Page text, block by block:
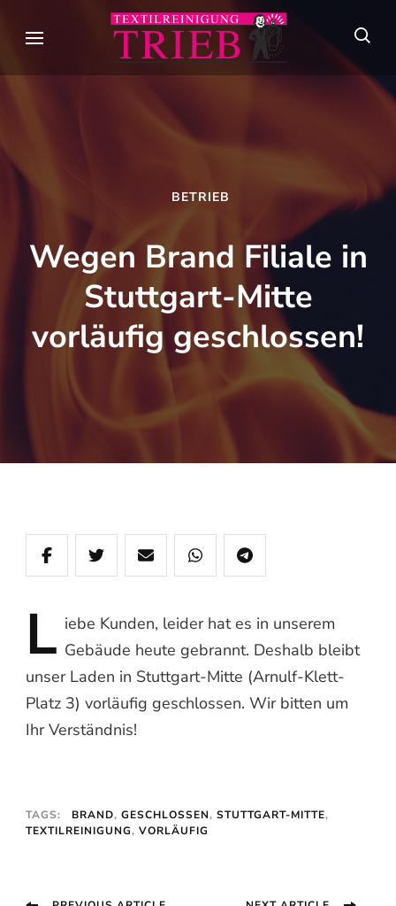
Trieb
Meisterhafte
Textilpflege seit
über 90 Jahren in
BETRIEB
Wegen Brand Filiale in
Stuttgart-Mitte
vorläufig geschlossen!
L iebe Kunden, leider hat es in unserem
Gebäude heute gebrannt. Deshalb bleibt
unser Laden in Stuttgart-Mitte (Arnulf-Klett-
Platz 3) vorläufig geschlossen. Wir bitten um
Ihr Verständnis!
TAGS: BRAND, GESCHLOSSEN, STUTTGART-MITTE,
TEXTILREINIGUNG, VORLÄUFIG